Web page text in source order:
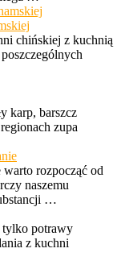
chińskiej z kuchnią
karp, barszcz
zupa
rozpocząć od
naszemu
…
tylko potrawy
z kuchni